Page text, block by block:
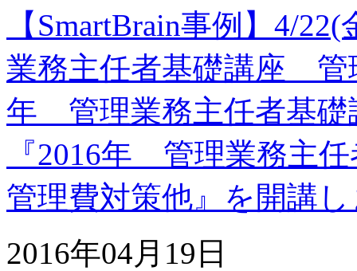
【SmartBrain事例】4/
業務主任者基礎講座 管
年 管理業務主任者基礎
『2016年 管理業務主
管理費対策他』を開講
2016年04月19日